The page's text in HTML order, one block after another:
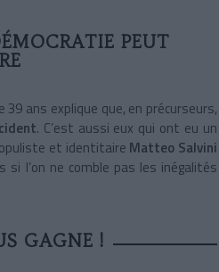
PEUT
ans explique que, en précurseurs,
. C’est aussi eux qui ont eu un
et identitaire Matteo Salvini
l’on ne comble pas les inégalités
GAGNE !